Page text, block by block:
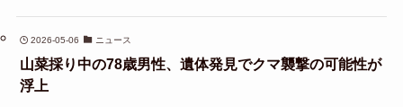
2026-05-06 ニュース
山菜採り中の78歳男性、遺体発見でクマ襲撃の可能性が
浮上